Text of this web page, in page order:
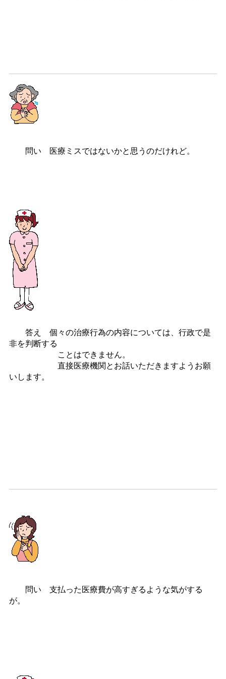
問い 医療ミスではないかと思うのだけれど。
答え 個々の治療行為の内容については、行政で是
非を判断する
ことはできません。
直接医療機関とお話いただきますようお願
いします。
問い 支払った医療費が高すぎるような気がする
が。